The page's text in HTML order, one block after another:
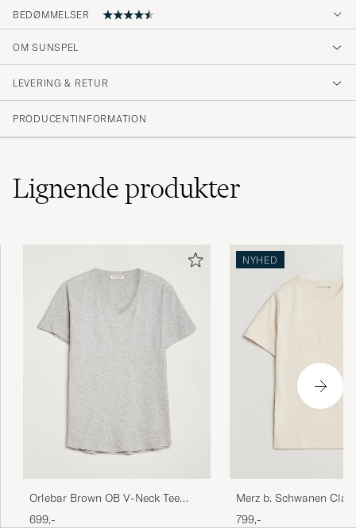
BEDØMMELSER
4.7
(46)
(0)
KØBTE PÅ CAREOFCARL.NO
Skøn kvalitet. Min mand er glad :-) Han er 1.97
høj og bruger normalt 3xl. Her er størrelsen
xxl lige tilpas.
BIRGITTE H KØBTE PÅ CAREOFCARL.DK
OM SUNSPEL
LEVERING & RETUR
PRODUCENTINFORMATION
Lignendeprodukter
Orlebar Brown OB V-Neck Tee
Grey Melange
699,-
NYHED
Merz b. Schwanen
Loopwheeled T-Shirt
799,-